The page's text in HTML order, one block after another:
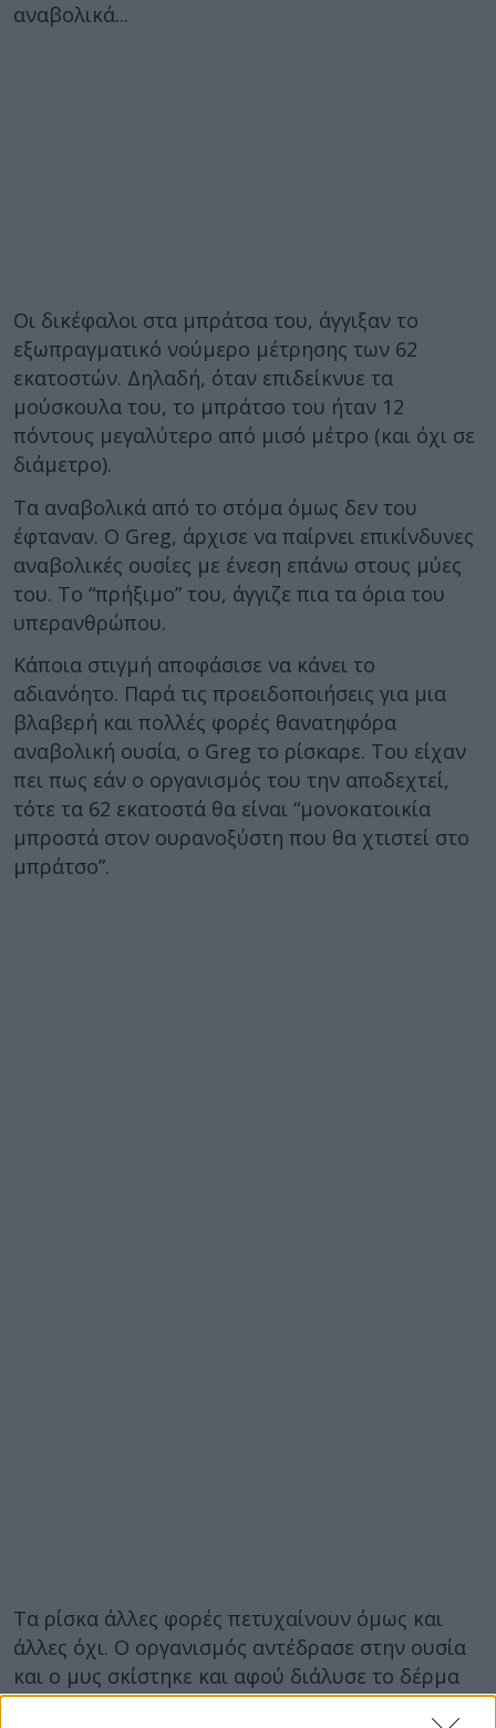
αναβολικά...
Οι δικέφαλοι στα μπράτσα του, άγγιξαν το
εξωπραγματικό νούμερο μέτρησης των 62
εκατοστών. Δηλαδή, όταν επιδείκνυε τα
μούσκουλα του, το μπράτσο του ήταν 12
πόντους μεγαλύτερο από μισό μέτρο (και όχι σε
διάμετρο).
Τα αναβολικά από το στόμα όμως δεν του
έφταναν. Ο Greg, άρχισε να παίρνει επικίνδυνες
αναβολικές ουσίες με ένεση επάνω στους μύες
του. Το “πρήξιμο” του, άγγιζε πια τα όρια του
υπερανθρώπου.
Κάποια στιγμή αποφάσισε να κάνει το
αδιανόητο. Παρά τις προειδοποιήσεις για μια
βλαβερή και πολλές φορές θανατηφόρα
αναβολική ουσία, ο Greg το ρίσκαρε. Του είχαν
πει πως εάν ο οργανισμός του την αποδεχτεί,
τότε τα 62 εκατοστά θα είναι “μονοκατοικία
μπροστά στον ουρανοξύστη που θα χτιστεί στο
μπράτσο”.
Τα ρίσκα άλλες φορές πετυχαίνουν όμως και
άλλες όχι. Ο οργανισμός αντέδρασε στην ουσία
και ο μυς σκίστηκε και αφού διάλυσε το δέρμα
πετάχτηκε έξω…